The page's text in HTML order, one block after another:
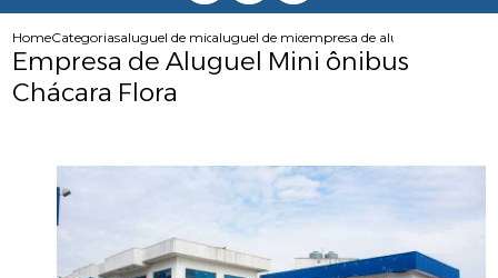
HomeCategoriasaluguel de micro onibusaluguel de micro onibus para funcionarios
empresa de aluguel mini
Empresa de Aluguel Mini ônibus
Chácara Flora